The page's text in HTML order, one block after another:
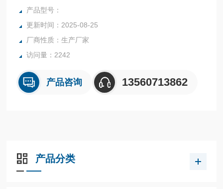
青霉家、头孢噻呋、克拉维酸、氯羟吡啶等兽药残留，并且可
产品型号：
更新时间：2025-08-25
厂商性质：生产厂家
访问量：2242
产品咨询 13560713862
产品分类